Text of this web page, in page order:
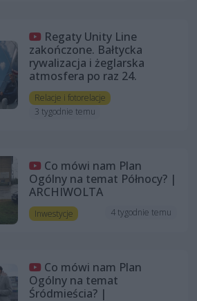
Regaty Unity Line
zakończone. Bałtycka
rywalizacja i żeglarska
atmosfera po raz 24.
Relacje i fotorelacje
3 tygodnie temu
Co mówi nam Plan
Ogólny na temat Północy? |
ARCHIWOLTA
Inwestycje 4 tygodnie temu
Co mówi nam Plan
Ogólny na temat
Śródmieścia? |